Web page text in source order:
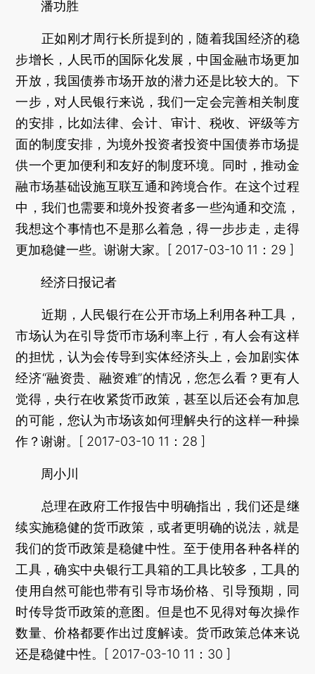
潘功胜
正如刚才周行长所提到的，随着我国经济的稳
步增长，人民币的国际化发展，中国金融市场更加
开放，我国债券市场开放的潜力还是比较大的。下
一步，对人民银行来说，我们一定会完善相关制度
的安排，比如法律、会计、审计、税收、评级等方
面的制度安排，为境外投资者投资中国债券市场提
供一个更加便利和友好的制度环境。同时，推动金
融市场基础设施互联互通和跨境合作。在这个过程
中，我们也需要和境外投资者多一些沟通和交流，
我想这个事情也不是那么着急，得一步步走，走得
更加稳健一些。谢谢大家。[ 2017-03-10 11：29 ]
经济日报记者
近期，人民银行在公开市场上利用各种工具，
市场认为在引导货币市场利率上行，有人会有这样
的担忧，认为会传导到实体经济头上，会加剧实体
经济“融资贵、融资难”的情况，您怎么看？更有人
觉得，央行在收紧货币政策，甚至以后还会有加息
的可能，您认为市场该如何理解央行的这样一种操
作？谢谢。[ 2017-03-10 11：28 ]
周小川
总理在政府工作报告中明确指出，我们还是继
续实施稳健的货币政策，或者更明确的说法，就是
我们的货币政策是稳健中性。至于使用各种各样的
工具，确实中央银行工具箱的工具比较多，工具的
使用自然可能也带有引导市场价格、引导预期，同
时传导货币政策的意图。但是也不见得对每次操作
数量、价格都要作出过度解读。货币政策总体来说
还是稳健中性。[ 2017-03-10 11：30 ]